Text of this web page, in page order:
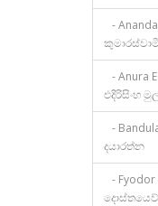
-
කුමාරස්වාමි
- Anura
එදිරිසිංහ
-
දයාරත්න
-